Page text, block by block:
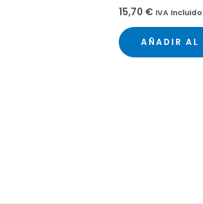
15,70 € IVA Incluido
AÑADIR AL